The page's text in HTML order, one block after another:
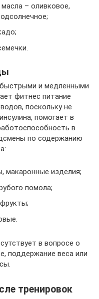
– оливковое,
быстрыми и медленными
фитнес питание
поскольку не
помогает в
в
по содержанию
макаронные изделия;
помола;
в вопросе о
поддержание веса или
тренировок